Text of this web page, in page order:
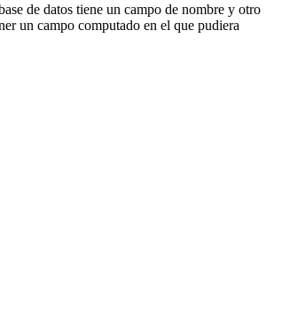
de datos tiene un campo de nombre y otro
un campo computado en el que pudiera